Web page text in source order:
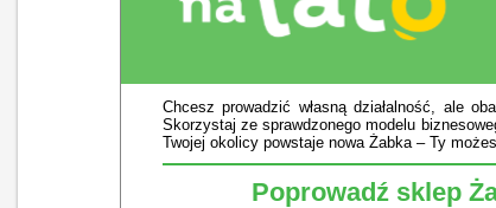
Chcesz prowadzić własną działalność, ale
Skorzystaj ze sprawdzonego modelu
Twojej okolicy powstaje nowa Żabka – Ty
Poprowadź sklep